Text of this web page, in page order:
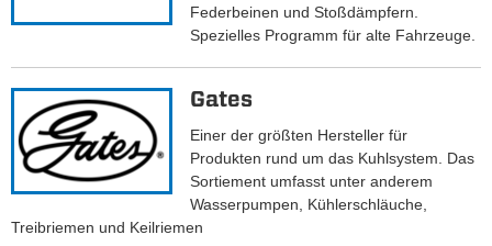
Federbeinen und Stoßdämpfern.
Spezielles Programm für alte Fahrzeuge.
Gates
Einer der größten Hersteller für
Produkten rund um das Kuhlsystem. Das
Sortiement umfasst unter anderem
Wasserpumpen, Kühlerschläuche,
Treibriemen und Keilriemen